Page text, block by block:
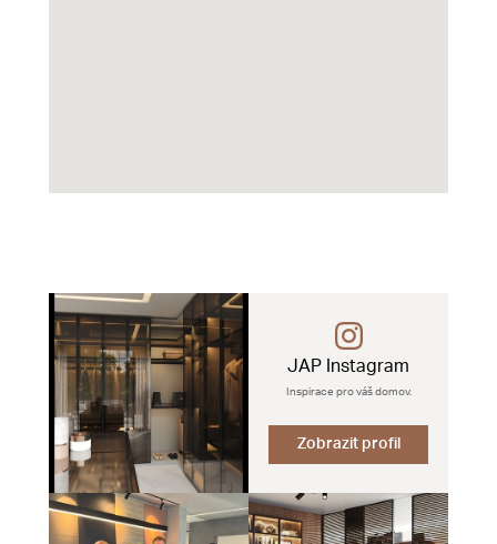
JAP Instagram
Inspirace pro váš domov.
Zobrazit profil